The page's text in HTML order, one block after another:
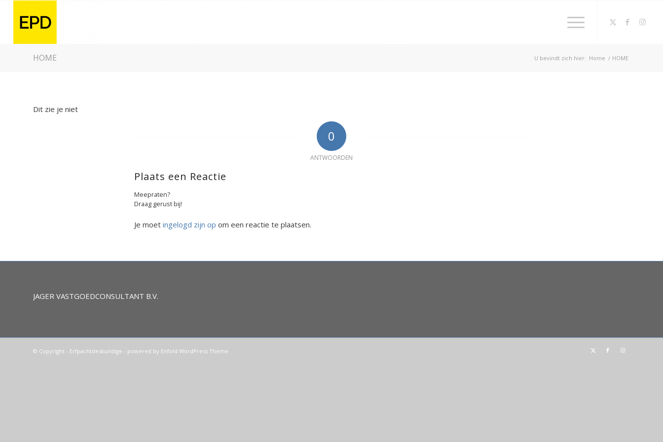
HOME U bevindt zich hier: Home / HOME
Dit zie je niet
0
ANTWOORDEN
Plaats een Reactie
Meepraten?
Draag gerust bij!
Je moet ingelogd zijn op om een reactie te plaatsen.
JAGER VASTGOEDCONSULTANT B.V.
© Copyright - Erfpachtdeskundige - powered by Enfold WordPress Theme